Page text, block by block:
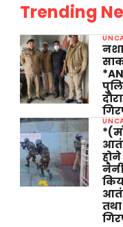
Trending